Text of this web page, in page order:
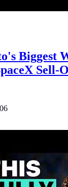
Biggest
Sell-